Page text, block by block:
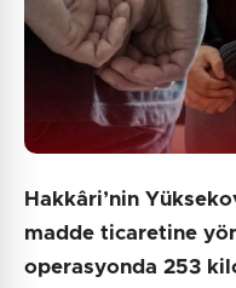
Hakkâri’nin
madde ticaretine
operasyonda 253